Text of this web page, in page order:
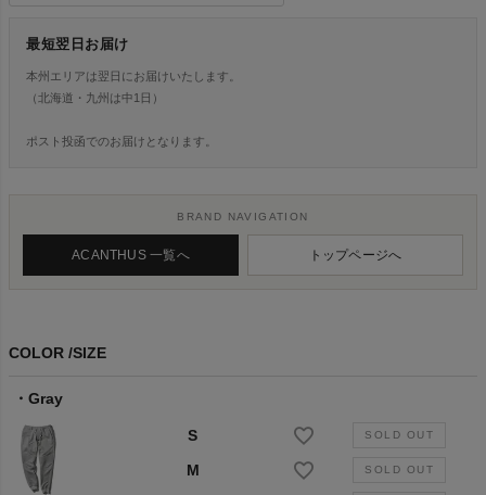
最短翌日お届け
本州エリアは翌日にお届けいたします。
（北海道・九州は中1日）
ポスト投函でのお届けとなります。
BRAND NAVIGATION
ACANTHUS 一覧へ トップページへ
COLOR SIZE
Gray
S
M